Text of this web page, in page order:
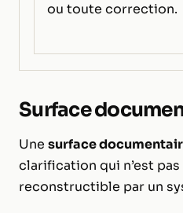
ou toute correction.
Surface
Une surface
clarification qui n’est
reconstructible par un